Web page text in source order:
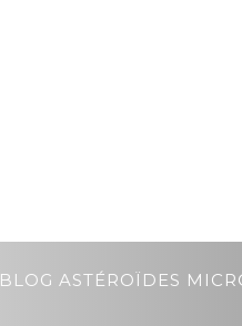
BLOG ASTÉROÏDES